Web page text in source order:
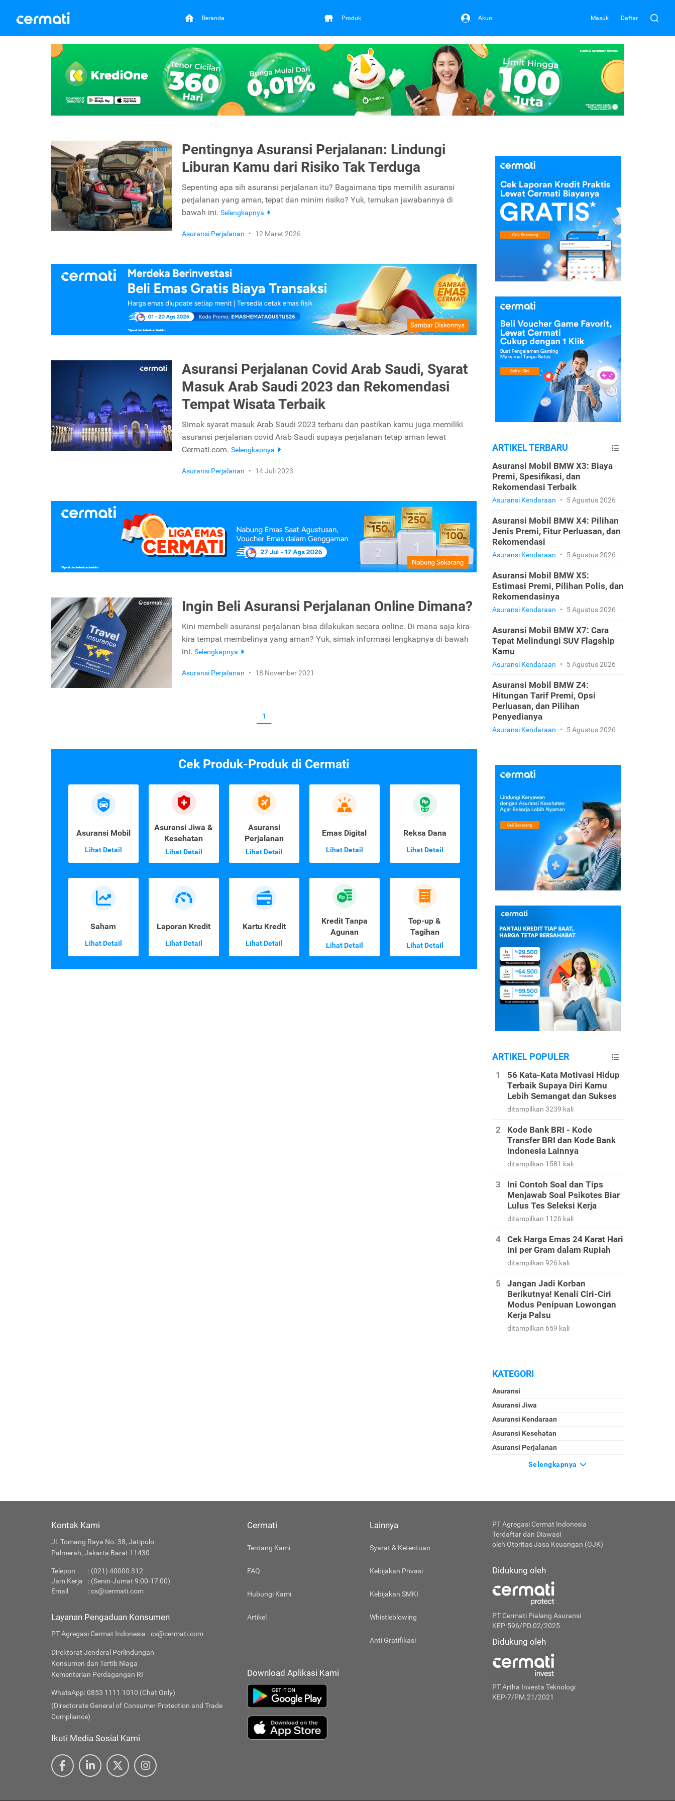
Beranda Produk Akun Masuk Daftar
Pentingnya Asuransi Perjalanan: Lindungi
Liburan Kamu dari Risiko Tak Terduga
Sepenting apa sih asuransi perjalanan itu? Bagaimana tips memilih asuransi
perjalanan yang aman, tepat dan minim risiko? Yuk, temukan jawabannya di
bawah ini. Selengkapnya
Asuransi Perjalanan • 12 Maret 2026
Asuransi Perjalanan Covid Arab Saudi, Syarat
Masuk Arab Saudi 2023 dan Rekomendasi
Tempat Wisata Terbaik
Simak syarat masuk Arab Saudi 2023 terbaru dan pastikan kamu juga memiliki
asuransi perjalanan covid Arab Saudi supaya perjalanan tetap aman lewat
Cermati.com. Selengkapnya
Asuransi Perjalanan • 14 Juli 2023
Ingin Beli Asuransi Perjalanan Online Dimana?
Kini membeli asuransi perjalanan bisa dilakukan secara online. Di mana saja kira-
kira tempat membelinya yang aman? Yuk, simak informasi lengkapnya di bawah
ini. Selengkapnya
Asuransi Perjalanan • 18 November 2021
1
Cek Produk-Produk di Cermati
Asuransi Mobil
Lihat Detail
Asuransi Jiwa &
Kesehatan
Lihat Detail
Asuransi
Perjalanan
Lihat Detail
Emas Digital
Lihat Detail
Reksa Dana
Lihat Detail
Saham
Lihat Detail
Laporan Kredit
Lihat Detail
Kartu Kredit
Lihat Detail
Kredit Tanpa
Agunan
Lihat Detail
Top-up &
Tagihan
Lihat Detail
ARTIKEL TERBARU
Asuransi Mobil BMW X3: Biaya
Premi, Spesifikasi, dan
Rekomendasi Terbaik
Asuransi Kendaraan • 5 Agustus 2026
Asuransi Mobil BMW X4: Pilihan
Jenis Premi, Fitur Perluasan, dan
Rekomendasi
Asuransi Kendaraan • 5 Agustus 2026
Asuransi Mobil BMW X5:
Estimasi Premi, Pilihan Polis, dan
Rekomendasinya
Asuransi Kendaraan • 5 Agustus 2026
Asuransi Mobil BMW X7: Cara
Tepat Melindungi SUV Flagship
Kamu
Asuransi Kendaraan • 5 Agustus 2026
Asuransi Mobil BMW Z4:
Hitungan Tarif Premi, Opsi
Perluasan, dan Pilihan
Penyedianya
Asuransi Kendaraan • 5 Agustus 2026
ARTIKEL POPULER
56 Kata-Kata Motivasi Hidup
Terbaik Supaya Diri Kamu
Lebih Semangat dan Sukses
ditampilkan 3239 kali
Kode Bank BRI - Kode
Transfer BRI dan Kode Bank
Indonesia Lainnya
ditampilkan 1581 kali
Ini Contoh Soal dan Tips
Menjawab Soal Psikotes Biar
Lulus Tes Seleksi Kerja
ditampilkan 1126 kali
Cek Harga Emas 24 Karat Hari
Ini per Gram dalam Rupiah
ditampilkan 926 kali
Jangan Jadi Korban
Berikutnya! Kenali Ciri-Ciri
Modus Penipuan Lowongan
Kerja Palsu
ditampilkan 659 kali
KATEGORI
Asuransi
Asuransi Jiwa
Asuransi Kendaraan
Asuransi Kesehatan
Asuransi Perjalanan
Selengkapnya
Kontak Kami
Jl. Tomang Raya No. 38, Jatipulo
Palmerah, Jakarta Barat 11430
Telepon
: (021) 40000 312
Jam Kerja
: (Senin-Jumat 9:00-17:00)
Email
:cs@cermati.com
Layanan Pengaduan Konsumen
PT Agregasi Cermat Indonesia - cs@cermati.com
Direktorat Jenderal Perlindungan
Konsumen dan Tertib Niaga
Kementerian Perdagangan RI
WhatsApp: 0853 1111 1010 (Chat Only)
(Directorate General of Consumer Protection and Trade
Compliance)
Ikuti Media Sosial Kami
Cermati
Tentang Kami
FAQ
Hubungi Kami
Artikel
Lainnya
Syarat & Ketentuan
Kebijakan Privasi
Kebijakan SMKI
Whistleblowing
Anti Gratifikasi
Download Aplikasi Kami
PT Agregasi Cermat Indonesia
Terdaftar dan Diawasi
oleh Otoritas Jasa Keuangan (OJK)
Didukung oleh
PT Cermati Pialang Asuransi
KEP-596/PD.02/2025
Didukung oleh
PT Artha Investa Teknologi
KEP-7/PM.21/2021